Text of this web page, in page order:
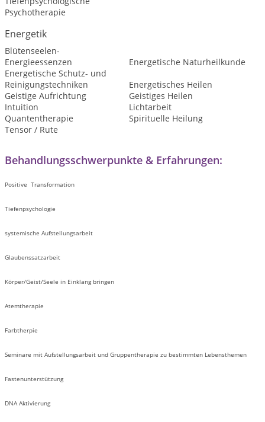
Psychotherapie
Energetik
Blütenseelen-
Energieessenzen
Energetische Naturheilkunde
Energetische Schutz- und
Reinigungstechniken
Energetisches Heilen
Geistige Aufrichtung
Geistiges Heilen
Intuition
Lichtarbeit
Quantentherapie
Spirituelle Heilung
Tensor / Rute
Behandlungsschwerpunkte & Erfahrungen:
Positive Transformation
Tiefenpsychologie
systemische Aufstellungsarbeit
Glaubenssatzarbeit
Körper/Geist/Seele in Einklang bringen
Atemtherapie
Farbtherpie
Seminare mit Aufstellungsarbeit und Gruppentherapie zu bestimmten Lebensthemen
Fastenunterstützung
DNA Aktivierung